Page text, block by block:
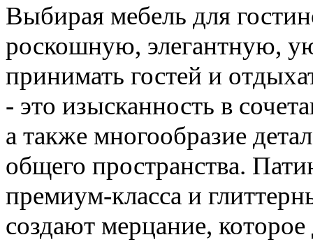
Выбирая мебель для
роскошную, элегантную,
принимать гостей и
- это изысканность в
а также многообразие
общего пространства.
премиум-класса и
создают мерцание, которое